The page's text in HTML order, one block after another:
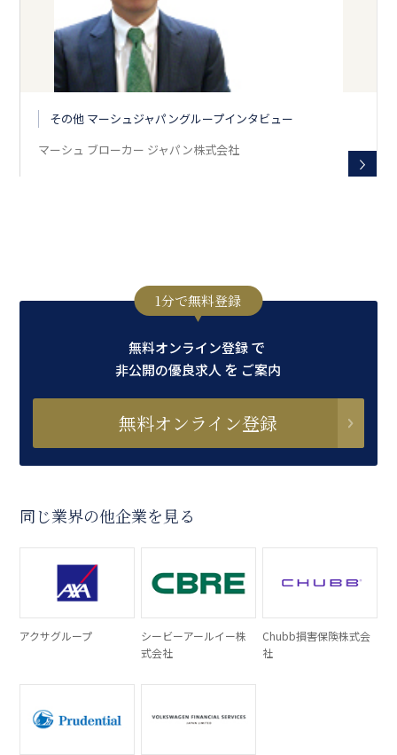
その他 マーシュジャパングループインタビュー
マーシュ ブローカー ジャパン株式会社
1分で無料登録
無料オンライン登録で
非公開の優良求人 を ご案内
無料オンライン登録
同じ業界の他企業を見る
アクサグループ
シービーアールイー株
式会社
Chubb損害保険株式会
社